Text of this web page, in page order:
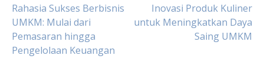
Post
navigation
Rahasia Sukses Berbisnis
UMKM: Mulai dari
Pemasaran hingga
Pengelolaan Keuangan
Inovasi Produk Kuliner
untuk Meningkatkan Daya
Saing UMKM